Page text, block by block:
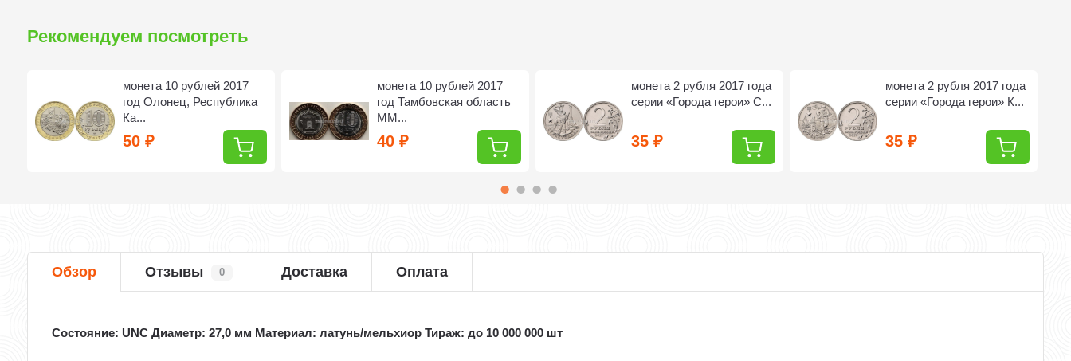
Рекомендуем посмотреть
монета 10 рублей 2017
год Олонец, Республика
Ка...
50₽
монета 10 рублей 2017
год Тамбовская область
ММ...
40₽
монета 2 рубля 2017 года
серии «Города герои» С...
35₽
монета 2 рубля 2017 года
серии «Города герои» К...
35₽
Обзор Отзывы 0 Доставка Оплата
Состояние: UNC Диаметр: 27,0 мм Материал: латунь/мельхиор Тираж: до 10 000 000 шт